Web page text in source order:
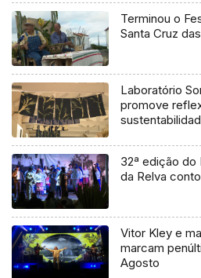
Terminou o
Santa Cruz
Laboratório
promove
32ª edição do
da Relva
Vitor Kley e
marcam
Agosto